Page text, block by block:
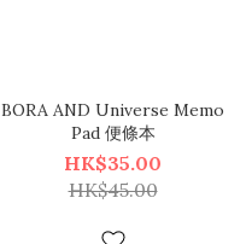
BORA AND Universe Memo
Pad 便條本
HK$35.00
HK$45.00